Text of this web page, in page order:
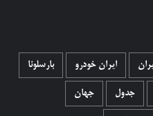
ایران خودرو بارسلونا
جدول جهان